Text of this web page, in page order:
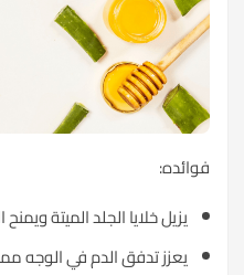
فوائده:
يزيل خلايا الجلد الميتة
يعزز تدفق الدم في الوجه